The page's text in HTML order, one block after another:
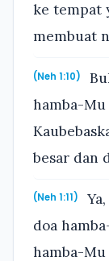
ke tempat
membuat
(Neh 1:10)
hamba-
besar dan
(Neh 1:11)
doa
hamba-